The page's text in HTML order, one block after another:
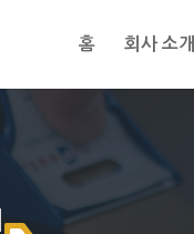
홈 회사 소개